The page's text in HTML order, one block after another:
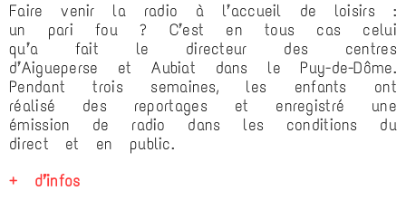
Faire venir la radio à l’accueil de loisirs :
un pari fou ? C’est en tous cas celui
qu’a fait le directeur des centres
d’Aigueperse et Aubiat dans le Puy-de-Dôme.
Pendant trois semaines, les enfants ont
réalisé des reportages et enregistré une
émission de radio dans les conditions du
direct et en public.
+ d’infos